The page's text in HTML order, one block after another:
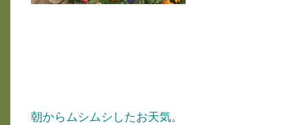
朝からムシムシしたお天気。